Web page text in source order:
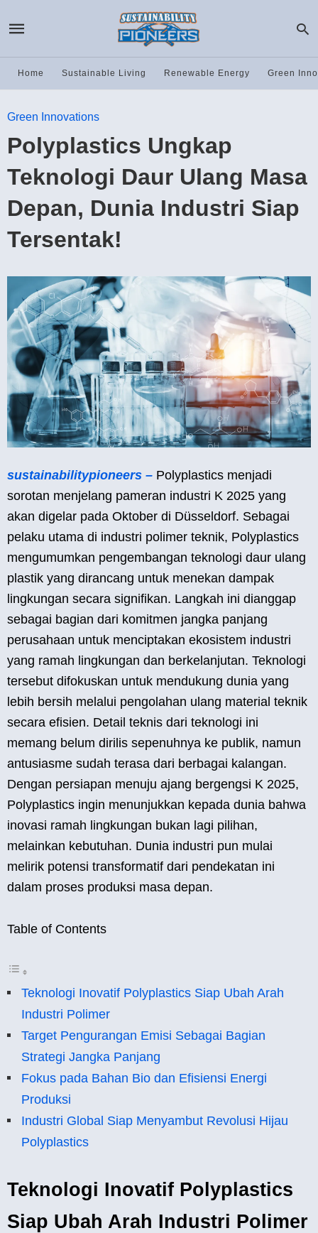
Home Sustainable Living Renewable Energy Green
Green Innovations
Polyplastics Ungkap
Teknologi Daur Ulang Masa
Depan, Dunia Industri Siap
Tersentak!
sustainabilitypioneers – Polyplastics menjadi
sorotan menjelang pameran industri K 2025 yang
akan digelar pada Oktober di Düsseldorf. Sebagai
pelaku utama di industri polimer teknik, Polyplastics
mengumumkan pengembangan teknologi daur ulang
plastik yang dirancang untuk menekan dampak
lingkungan secara signifikan. Langkah ini dianggap
sebagai bagian dari komitmen jangka panjang
perusahaan untuk menciptakan ekosistem industri
yang ramah lingkungan dan berkelanjutan. Teknologi
tersebut difokuskan untuk mendukung dunia yang
lebih bersih melalui pengolahan ulang material teknik
secara efisien. Detail teknis dari teknologi ini
memang belum dirilis sepenuhnya ke publik, namun
antusiasme sudah terasa dari berbagai kalangan.
Dengan persiapan menuju ajang bergengsi K 2025,
Polyplastics ingin menunjukkan kepada dunia bahwa
inovasi ramah lingkungan bukan lagi pilihan,
melainkan kebutuhan. Dunia industri pun mulai
melirik potensi transformatif dari pendekatan ini
dalam proses produksi masa depan.
Table of Contents
Teknologi Inovatif Polyplastics Siap Ubah Arah
Industri Polimer
Target Pengurangan Emisi Sebagai Bagian
Strategi Jangka Panjang
Fokus pada Bahan Bio dan Efisiensi Energi
Produksi
Industri Global Siap Menyambut Revolusi Hijau
Polyplastics
Teknologi Inovatif Polyplastics
Siap Ubah Arah Industri Polimer